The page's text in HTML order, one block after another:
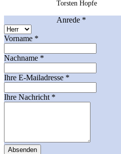
Torsten Hopfe
Anrede *
Vorname *
Nachname *
Ihre E-Mailadresse *
Ihre Nachricht *
Absenden